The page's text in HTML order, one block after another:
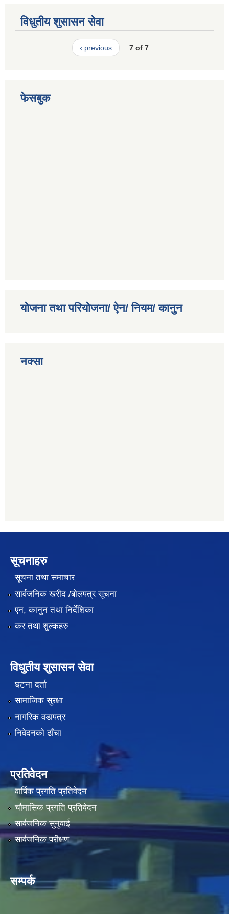
विधुतीय शुसासन सेवा
‹ previous 7 of 7
फेसबुक
योजना तथा परियोजना/ ऐन/ नियम/ कानुन
नक्सा
सूचनाहरु
सूचना तथा समाचार
सार्वजनिक खरीद /बोलपत्र सूचना
एन, कानुन तथा निर्देशिका
कर तथा शुल्कहरु
विधुतीय शुसासन सेवा
घटना दर्ता
सामाजिक सुरक्षा
नागरिक वडापत्र
निवेदनको ढाँचा
प्रतिवेदन
वार्षिक प्रगति प्रतिवेदन
चौमासिक प्रगति प्रतिवेदन
सार्वजनिक सुनुवाई
सार्वजनिक परीक्षण
सम्पर्क